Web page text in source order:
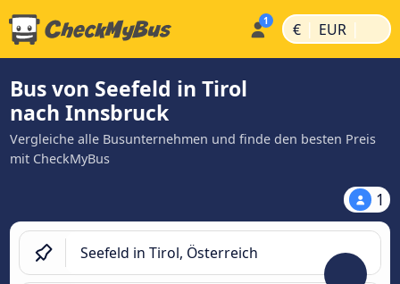
€ | EUR |
Bus von Seefeld in Tirol
nach Innsbruck
Vergleiche alle Busunternehmen und finde den besten Preis
mit CheckMyBus
1